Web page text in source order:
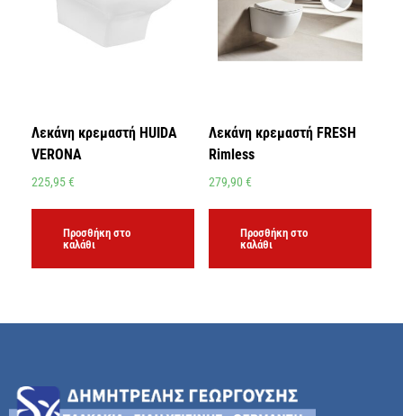
Λεκάνη κρεμαστή HUIDA
VERONA
225,95€
Προσθήκη στο
καλάθι
Λεκάνη κρεμαστή FRESH
Rimless
279,90 €
Προσθήκη στο
καλάθι